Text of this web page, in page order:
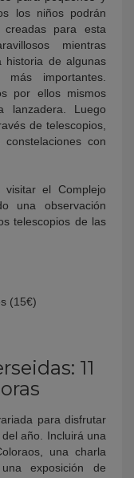
los niños podrán
creadas para esta
mientras
historia de algunas
importantes.
por ellos mismos
lanzadera. Luego
de telescopios,
con
el Complejo
una observación
telescopios de las
(15€)
11
para disfrutar
año. Incluirá una
una charla
exposición de